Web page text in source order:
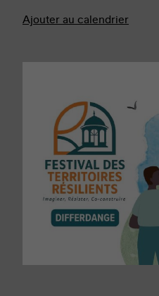
Ajouter au calendrier